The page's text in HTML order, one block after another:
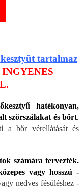
tartalmaz
INGYENES
hatékonyan,
szőrszálakat és bőrt.
a bőr vérellátását és
számára tervezték.
vagy hosszú -
nedves fésüléshez -